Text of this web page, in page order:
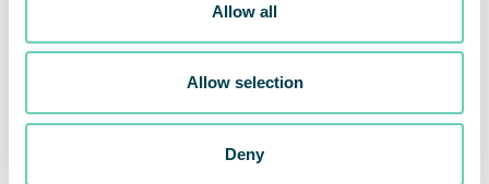
Allow all
Allow selection
Deny
voorkomen dat organisch materiaal zich
ophoopt. Ze zijn ook bestand tegen veroudering
reinigingsmiddelen. Materialen voldoen aan
EC1935/2004 – goedgekeurd voor contact met